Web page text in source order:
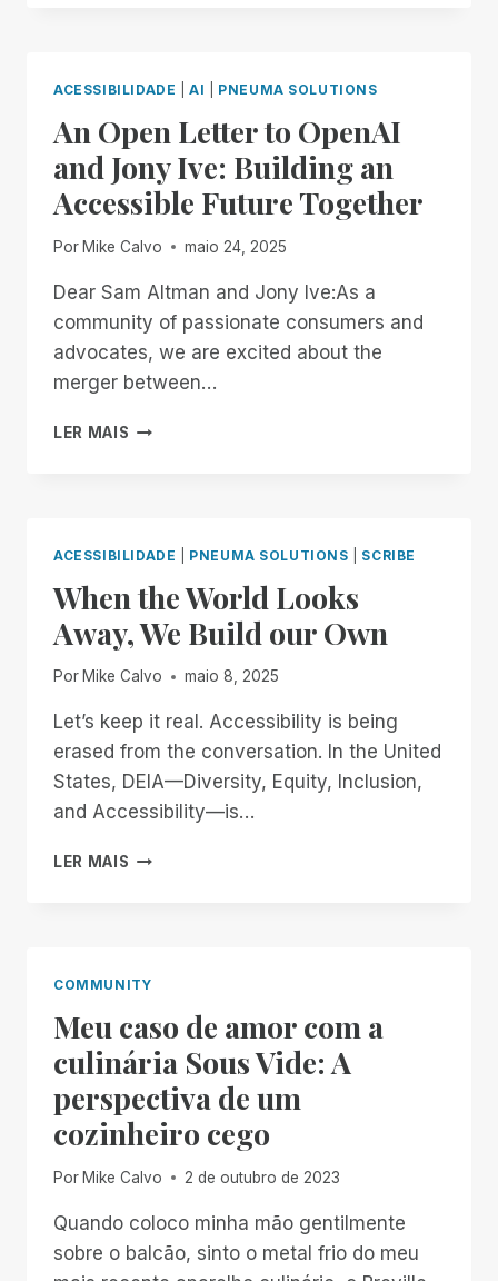
ACCESSIBLE?
ACESSIBILIDADE |AI PNEUMA SOLUTIONS
An Open Letter to OpenAI
and Jony Ive: Building an
Accessible Future Together
Por Mike Calvo maio 24, 2025
Dear Sam Altman and Jony Ive:As a
community of passionate consumers and
advocates, we are excited about the
merger between…
LER MAIS AN
IVE:
BUILDING
AN
FUTURE
ACESSIBILIDADE PNEUMA SOLUTIONS SCRIBE
When the World Looks
Away, We Build our Own
Por Mike Calvo maio 8, 2025
Let’s keep it real. Accessibility is being
erased from the conversation. In the United
States, DEIA—Diversity, Equity, Inclusion,
and Accessibility—is…
LER MAIS WHEN
OUR
OWN
COMMUNITY
Meu caso de amor com a
culinária Sous Vide: A
perspectiva de um
cozinheiro cego
Por Mike Calvo 2 de outubro de 2023
Quando coloco minha mão gentilmente
sobre o balcão, sinto o metal frio do meu